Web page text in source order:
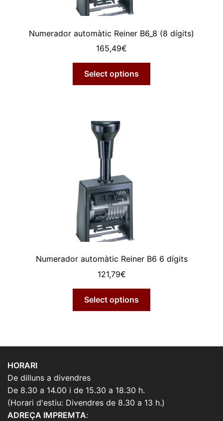
Numerador automàtic Reiner B6_8 (8 dígits)
165,49€
Select options
Numerador automàtic Reiner B6 6 dígits
121,79€
Select options
HORARI
De dilluns a divendres
De 8.30 a 14.00 i de 15.30 a 18.30 h.
(Horari d'estiu: Divendres de 8.30 a 13 h.)
ADREÇA IMPREMTA: